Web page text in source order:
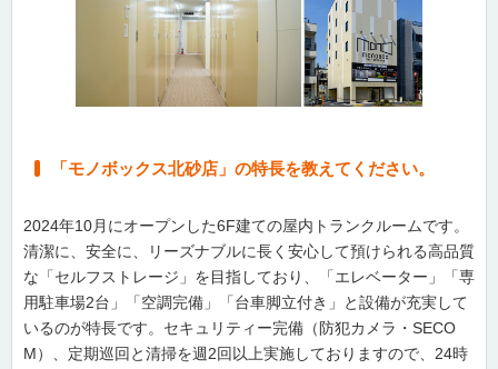
「モノボックス北砂店」の特長を教えてください。
2024年10月にオープンした6F建ての屋内トランクルームです。
清潔に、安全に、リーズナブルに長く安心して預けられる高品質
な「セルフストレージ」を目指しており、「エレベーター」「専
用駐車場2台」「空調完備」「台車脚立付き」と設備が充実して
いるのが特長です。セキュリティー完備（防犯カメラ・SECO
M）、定期巡回と清掃を週2回以上実施しておりますので、24時